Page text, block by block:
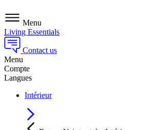
Menu
Living Essentials
Contact us
Menu
Compte
Langues
Intérieur